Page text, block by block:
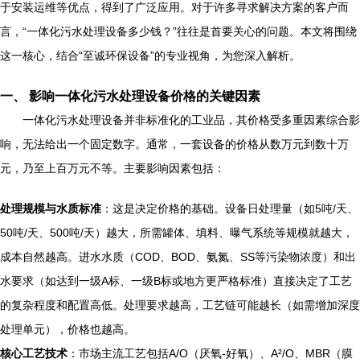
于安装运维等优点，得到了广泛应用。对于许多寻求解决方案的客户而
言，“一体化污水处理设备多少钱？”往往是首要关心的问题。本文将围绕
这一核心，结合“至诚环保设备”的专业视角，为您深入解析。
一、 影响一体化污水处理设备价格的关键因素
一体化污水处理设备并非标准化的工业品，其价格受多重因素综合影
响，无法给出一个固定数字。通常，一套设备的价格从数万元到数十万
元，乃至上百万元不等。主要影响因素包括：
处理规模与水质标准 ：这是决定价格的基础。设备日处理量（如5吨/天、
50吨/天、500吨/天）越大，所需罐体、填料、曝气系统等规模就越大，
成本自然越高。进水水质（COD、BOD、氨氮、SS等污染物浓度）和出
水要求（如达到一级A标、一级B标或地方更严格标准）直接决定了工艺
的复杂程度和配置高低。处理要求越高，工艺链可能越长（如需增加深度
处理单元），价格也越高。
核心工艺技术 ：市场主流工艺包括A/O（厌氧-好氧）、A²/O、MBR（膜